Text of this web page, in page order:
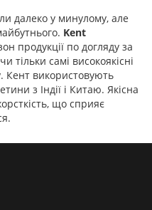
далеко у минулому, але
Kent
продукції по догляду за
тільки самі високоякісні
Кент використовують
з Індії і Китаю. Якісна
що сприяє